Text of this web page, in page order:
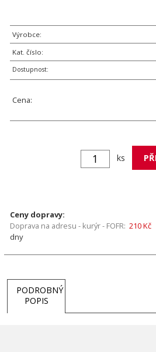
Výrobce:
Kat. číslo:
Dostupnost:
Cena:
ks
Ceny dopravy:
Doprava na adresu - kurýr - FOFR: 210 Kč
dny
PODROBNÝ
POPIS